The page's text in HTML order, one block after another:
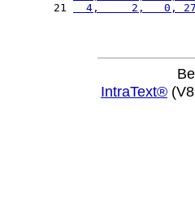
21
4,     2,   0,
IntraText®